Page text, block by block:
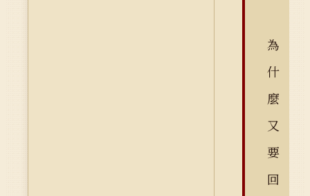
為
什
麼
又
要
回